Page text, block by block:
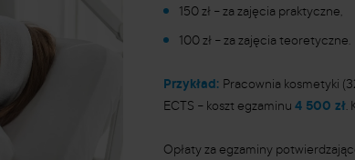
150 zł – za zajęcia praktyczne,
100 zł – za zajęcia teoretyczne.
Przykład: Pracownia kosmetyki
ECTS – koszt egzaminu4 500 zł.
Opłaty za egzaminy